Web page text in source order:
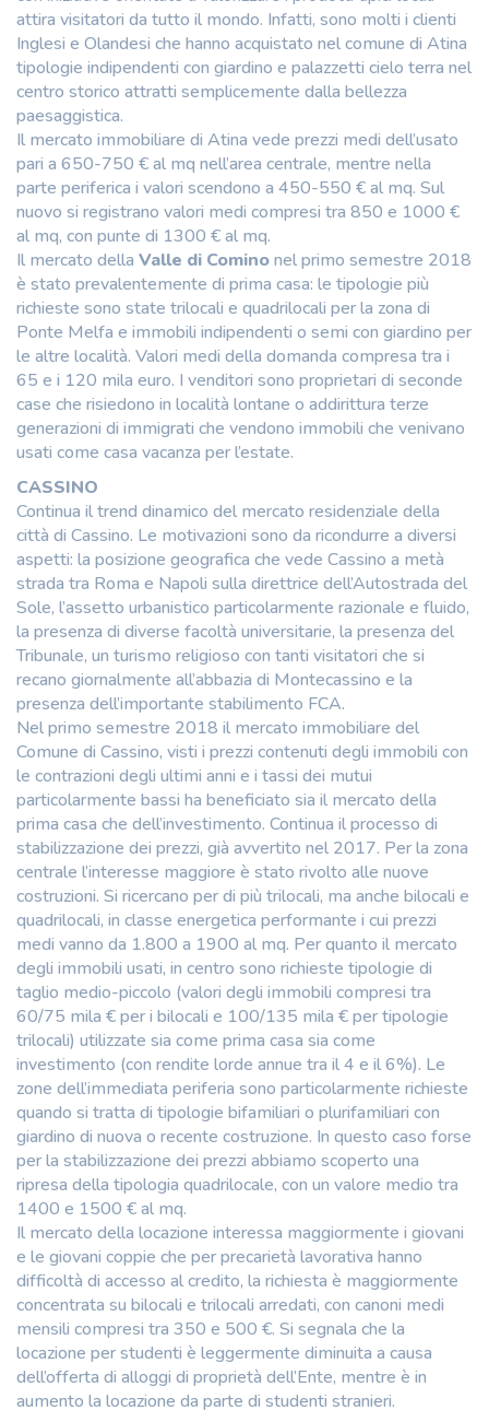
attira visitatori da tutto il mondo. Infatti, sono molti i clienti
Inglesi e Olandesi che hanno acquistato nel comune di Atina
tipologie indipendenti con giardino e palazzetti cielo terra nel
centro storico attratti semplicemente dalla bellezza
paesaggistica.
Il mercato immobiliare di Atina vede prezzi medi dell’usato
pari a 650-750 € al mq nell’area centrale, mentre nella
parte periferica i valori scendono a 450-550 € al mq. Sul
nuovo si registrano valori medi compresi tra 850 e 1000 €
al mq, con punte di 1300 € al mq.
Il mercato della Valle di Cominonel primo semestre 2018
è stato prevalentemente di prima casa: le tipologie più
richieste sono state trilocali e quadrilocali per la zona di
Ponte Melfa e immobili indipendenti o semi con giardino per
le altre località. Valori medi della domanda compresa tra i
65 e i 120 mila euro. I venditori sono proprietari di seconde
case che risiedono in località lontane o addirittura terze
generazioni di immigrati che vendono immobili che venivano
usati come casa vacanza per l’estate.
CASSINO
Continua il trend dinamico del mercato residenziale della
città di Cassino. Le motivazioni sono da ricondurre a diversi
aspetti: la posizione geografica che vede Cassino a metà
strada tra Roma e Napoli sulla direttrice dell’Autostrada del
Sole, l’assetto urbanistico particolarmente razionale e fluido,
la presenza di diverse facoltà universitarie, la presenza del
Tribunale, un turismo religioso con tanti visitatori che si
recano giornalmente all’abbazia di Montecassino e la
presenza dell’importante stabilimento FCA.
Nel primo semestre 2018 il mercato immobiliare del
Comune di Cassino, visti i prezzi contenuti degli immobili con
le contrazioni degli ultimi anni e i tassi dei mutui
particolarmente bassi ha beneficiato sia il mercato della
prima casa che dell’investimento. Continua il processo di
stabilizzazione dei prezzi, già avvertito nel 2017. Per la zona
centrale l’interesse maggiore è stato rivolto alle nuove
costruzioni. Si ricercano per di più trilocali, ma anche bilocali e
quadrilocali, in classe energetica performante i cui prezzi
medi vanno da 1.800 a 1900 al mq. Per quanto il mercato
degli immobili usati, in centro sono richieste tipologie di
taglio medio-piccolo (valori degli immobili compresi tra
60/75 mila € per i bilocali e 100/135 mila € per tipologie
trilocali) utilizzate sia come prima casa sia come
investimento (con rendite lorde annue tra il 4 e il 6%). Le
zone dell’immediata periferia sono particolarmente richieste
quando si tratta di tipologie bifamiliari o plurifamiliari con
giardino di nuova o recente costruzione. In questo caso forse
per la stabilizzazione dei prezzi abbiamo scoperto una
ripresa della tipologia quadrilocale, con un valore medio tra
1400 e 1500 € al mq.
Il mercato della locazione interessa maggiormente i giovani
e le giovani coppie che per precarietà lavorativa hanno
difficoltà di accesso al credito, la richiesta è maggiormente
concentrata su bilocali e trilocali arredati, con canoni medi
mensili compresi tra 350 e 500 €. Si segnala che la
locazione per studenti è leggermente diminuita a causa
dell’offerta di alloggi di proprietà dell’Ente, mentre è in
aumento la locazione da parte di studenti stranieri.